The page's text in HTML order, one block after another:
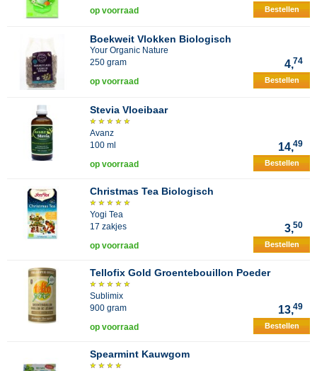
op voorraad Bestellen
Boekweit Vlokken Biologisch
Your Organic Nature
250 gram
4,74
op voorraad Bestellen
Stevia Vloeibaar
Avanz
100 ml
14,49
op voorraad Bestellen
Christmas Tea Biologisch
Yogi Tea
17 zakjes
3,50
op voorraad Bestellen
Tellofix Gold Groentebouillon Poeder
Sublimix
900 gram
13,49
op voorraad Bestellen
Spearmint Kauwgom